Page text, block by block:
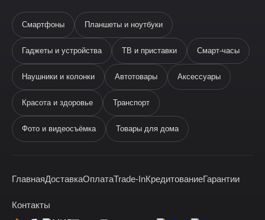
Смартфоны Планшеты и ноутбуки
Гаджеты и устройства ТВ и приставки Смарт-часы
Наушники и колонки Автотовары Аксессуары
Красота и здоровье Транспорт
Фото и видеосъёмка Товары для дома
ГлавнаяДоставкаОплатаTrade-InКредитованиеГарантии
Контакты
виртуальный помощник